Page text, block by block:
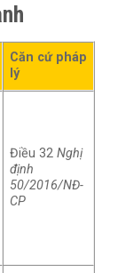
Căn cứ pháp
lý
Điều 32Nghị
định
50/2016/NĐ-
CP